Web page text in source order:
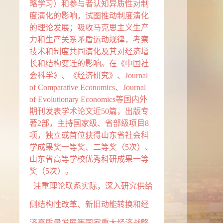
略学习）和参与者认知异质性对制
度演化的影响，试图推动制度演化
的理论发展；吸收马克思主义生产
力和生产关系矛盾运动规律，考察
技术和制度共同演化及其对经济增
长和结构变迁的影响。在《中国社
会科学》、《经济研究》、Journal
of Comparative Economics、Journal
of Evolutionary Economics等国内外
期刊发表学术论文近50篇，出版专
著2部，主持国家级、省部级项目8
项，独立或首位获得山东省社会科
学成果奖一等奖、二等奖（5次）、
山东省高等学校优秀科研成果一等
奖（5次）。
注重理论联系实际，深入研究供给
侧结构性改革、新旧动能转换和经